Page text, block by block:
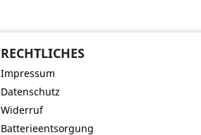
RECHTLICHES
Impressum
Datenschutz
Widerruf
Batterieentsorgung